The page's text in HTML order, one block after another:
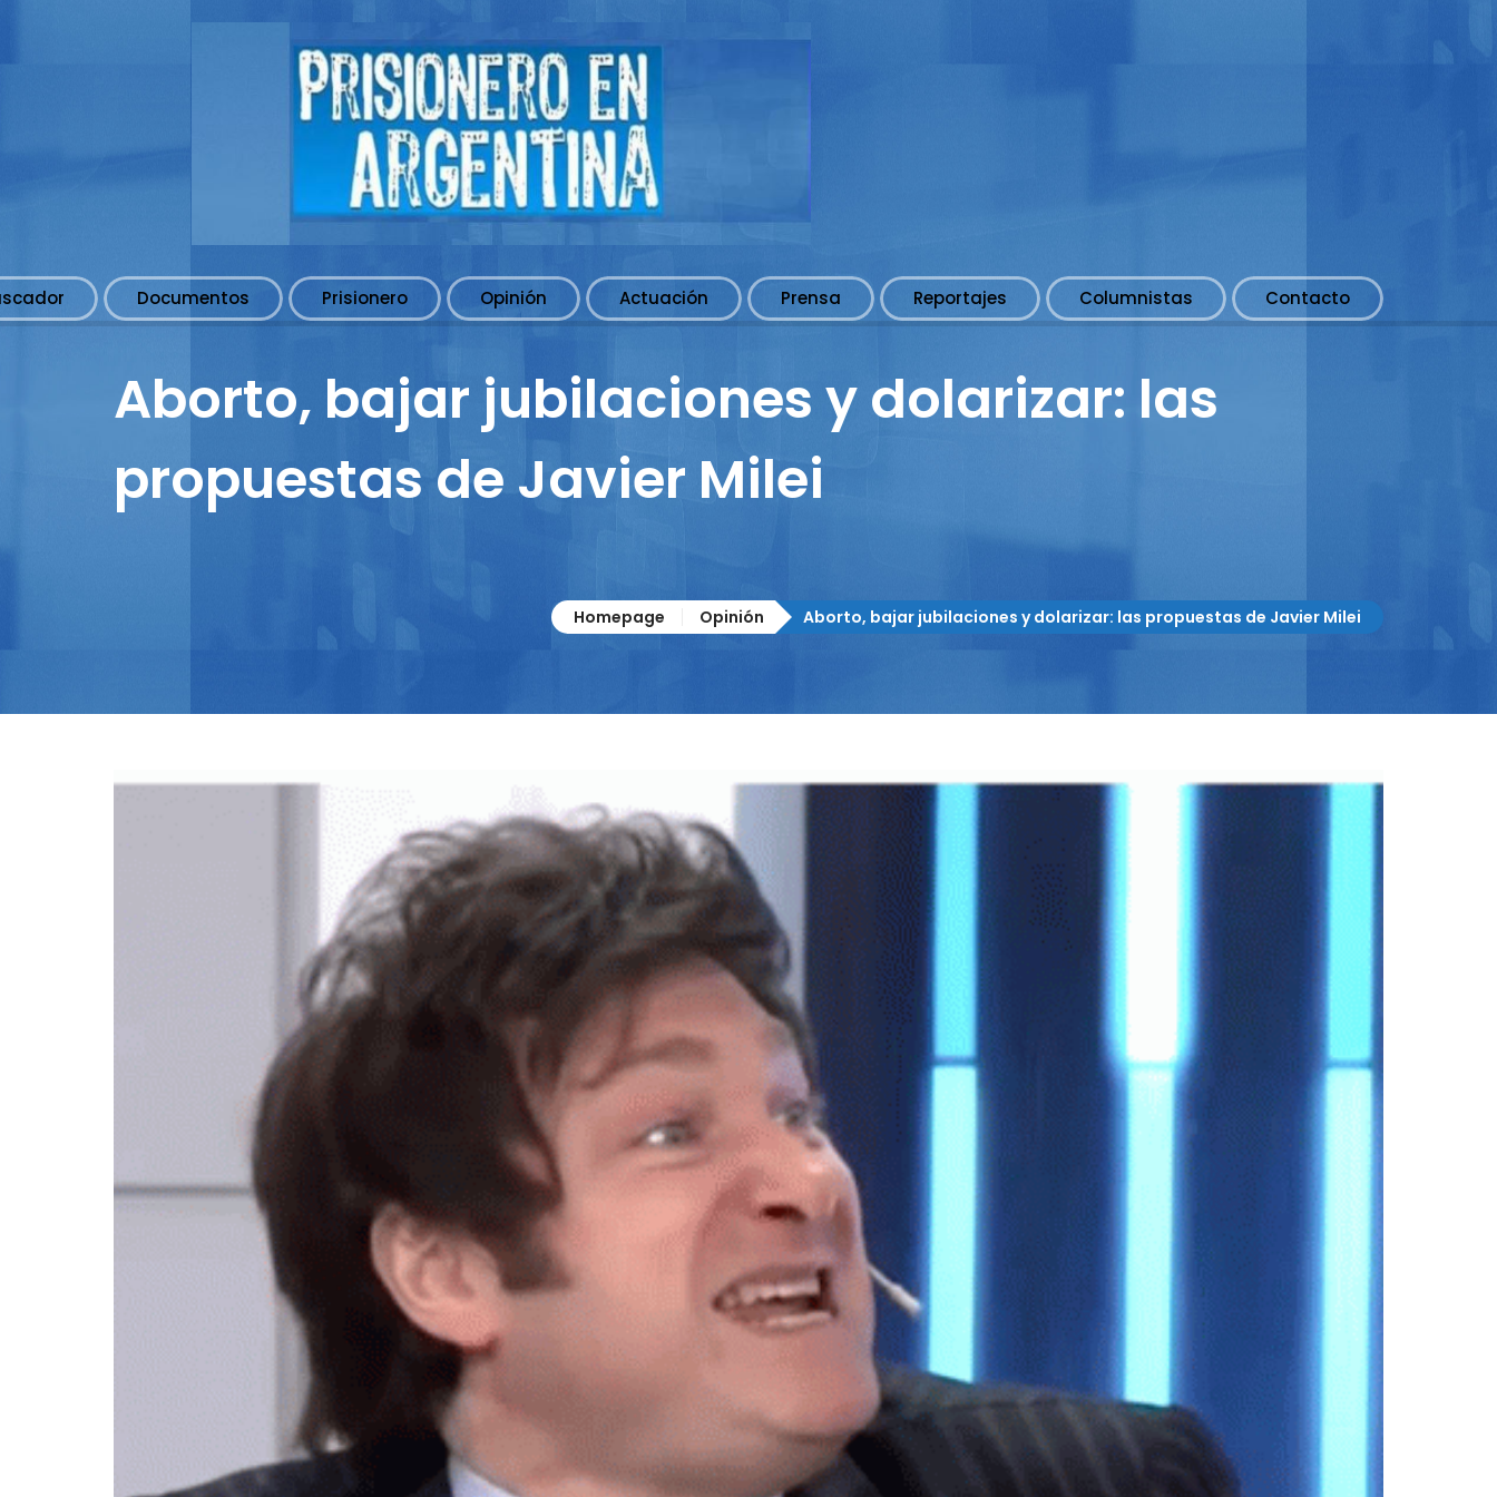
Documentos Prisionero Opinión Actuación Prensa Reportajes Columnistas Contacto
Aborto, bajar jubilaciones y dolarizar: las
propuestas de Javier Milei
Homepage Opinión Aborto, bajar jubilaciones y dolarizar: las propuestas de Javier Milei